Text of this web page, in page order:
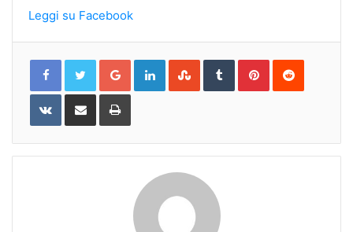
Leggi su Facebook
Google+LinkedInStumbleUpon
TumblrPinterestReddit
VKontakteShare
Email
Print